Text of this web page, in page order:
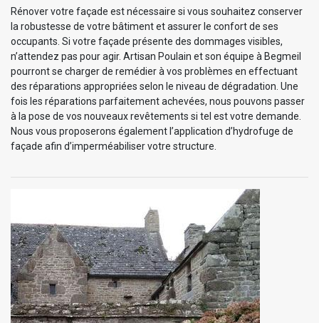
Rénover votre façade est nécessaire si vous souhaitez conserver
la robustesse de votre bâtiment et assurer le confort de ses
occupants. Si votre façade présente des dommages visibles,
n’attendez pas pour agir. Artisan Poulain et son équipe à Begmeil
pourront se charger de remédier à vos problèmes en effectuant
des réparations appropriées selon le niveau de dégradation. Une
fois les réparations parfaitement achevées, nous pouvons passer
à la pose de vos nouveaux revêtements si tel est votre demande.
Nous vous proposerons également l’application d’hydrofuge de
façade afin d’imperméabiliser votre structure.